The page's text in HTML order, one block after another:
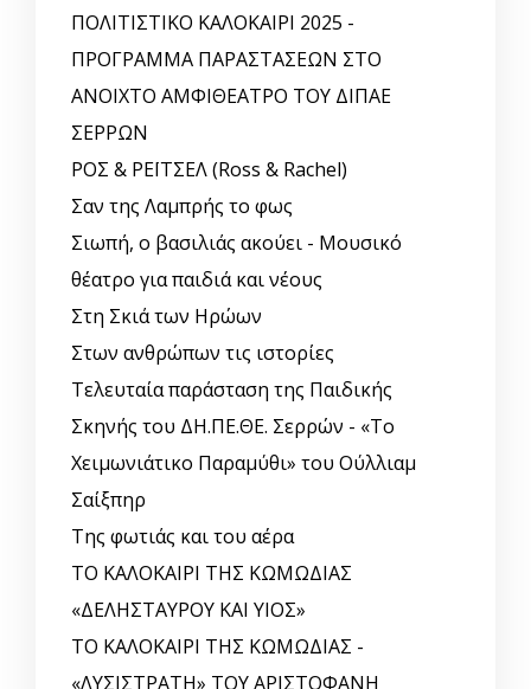
ΠΟΛΙΤΙΣΤΙΚΟ ΚΑΛΟΚΑΙΡΙ 2025 -
ΠΡΟΓΡΑΜΜΑ ΠΑΡΑΣΤΑΣΕΩΝ ΣΤΟ
ΑΝΟΙΧΤΟ ΑΜΦΙΘΕΑΤΡΟ ΤΟΥ ΔΙΠΑΕ
ΣΕΡΡΩΝ
ΡΟΣ & ΡΕΪΤΣΕΛ (Ross & Rachel)
Σαν της Λαμπρής το φως
Σιωπή, ο βασιλιάς ακούει - Μουσικό
θέατρο για παιδιά και νέους
Στη Σκιά των Ηρώων
Στων ανθρώπων τις ιστορίες
Τελευταία παράσταση της Παιδικής
Σκηνής του ΔΗ.ΠΕ.ΘΕ. Σερρών - «Το
Χειμωνιάτικο Παραμύθι» του Ούλλιαμ
Σαίξπηρ
Της φωτιάς και του αέρα
ΤΟ ΚΑΛΟΚΑΙΡΙ ΤΗΣ ΚΩΜΩΔΙΑΣ
«ΔΕΛΗΣΤΑΥΡΟΥ ΚΑΙ ΥΙΟΣ»
ΤΟ ΚΑΛΟΚΑΙΡΙ ΤΗΣ ΚΩΜΩΔΙΑΣ -
«ΛΥΣΙΣΤΡΑΤΗ» ΤΟΥ ΑΡΙΣΤΟΦΑΝΗ